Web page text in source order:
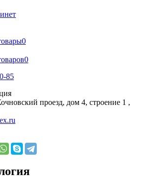
0
0
85
проезд, дом 4, строение 1 ,